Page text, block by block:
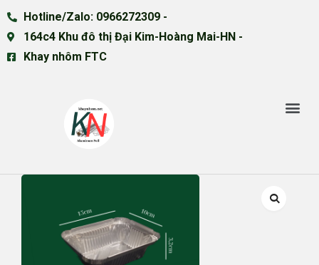
Hotline/Zalo: 0966272309 -
164c4 Khu đô thị Đại Kim-Hoàng Mai-HN -
Khay nhôm FTC